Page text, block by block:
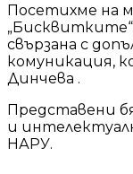
Посетихме на
свързана с
комуникация,
Динчева .
Представени
и
НАРУ.